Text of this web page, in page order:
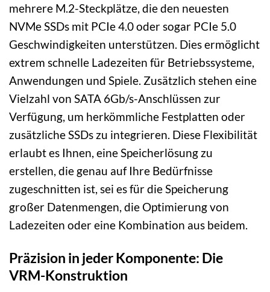
mehrere M.2-Steckplätze, die den neuesten
NVMe SSDs mit PCIe 4.0 oder sogar PCIe 5.0
Geschwindigkeiten unterstützen. Dies ermöglicht
extrem schnelle Ladezeiten für Betriebssysteme,
Anwendungen und Spiele. Zusätzlich stehen eine
Vielzahl von SATA 6Gb/s-Anschlüssen zur
Verfügung, um herkömmliche Festplatten oder
zusätzliche SSDs zu integrieren. Diese Flexibilität
erlaubt es Ihnen, eine Speicherlösung zu
erstellen, die genau auf Ihre Bedürfnisse
zugeschnitten ist, sei es für die Speicherung
großer Datenmengen, die Optimierung von
Ladezeiten oder eine Kombination aus beidem.
Präzision in jeder Komponente: Die
VRM-Konstruktion